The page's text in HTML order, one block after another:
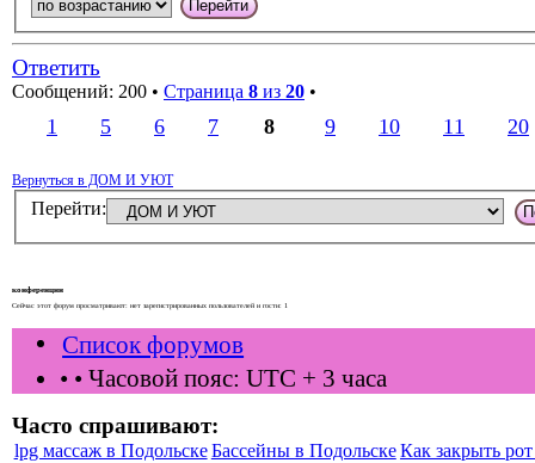
Ответить
Сообщений: 200 • Страница 8 из 20 •
1 5 6 7 8 9 10 11 20
Вернуться в ДОМ И УЮТ
Перейти:
конференции
Сейчас этот форум просматривают: нет зарегистрированных пользователей и гости: 1
Список форумов
• • Часовой пояс: UTC + 3 часа
Часто спрашивают:
lpg массаж в Подольске Бассейны в ПодольскеКак закрыть